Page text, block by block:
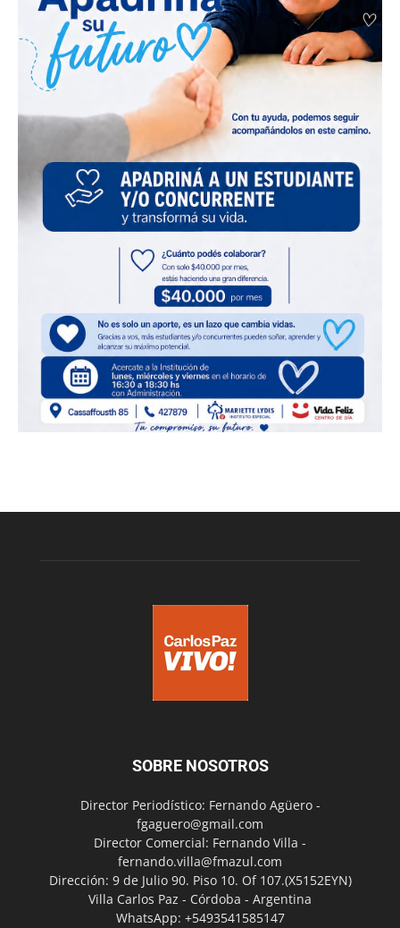
SOBRE NOSOTROS
Director Periodístico: Fernando Agüero -
fgaguero@gmail.com
Director Comercial: Fernando Villa -
fernando.villa@fmazul.com
Dirección: 9 de Julio 90. Piso 10. Of 107.(X5152EYN)
Villa Carlos Paz - Córdoba - Argentina
WhatsApp: +5493541585147